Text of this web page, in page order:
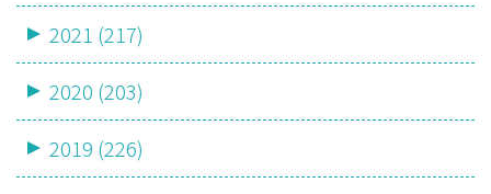
2021 (217)
2020 (203)
2019 (226)